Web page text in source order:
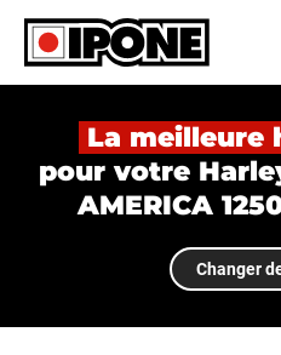
Ipone
HUILES MOTEUR
ENTRETIEN
MAINTENANCE
La meilleure
pour votre
AMERICA
Changer